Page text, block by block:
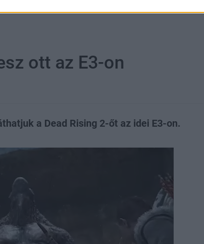
ott az E3-on
a Dead Rising 2-őt az idei E3-on.